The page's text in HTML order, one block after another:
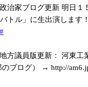
政治家ブログ更新 明日１
バトル」に生出演しま
#
地方議員版更新： 河東工
のブログ） → http://